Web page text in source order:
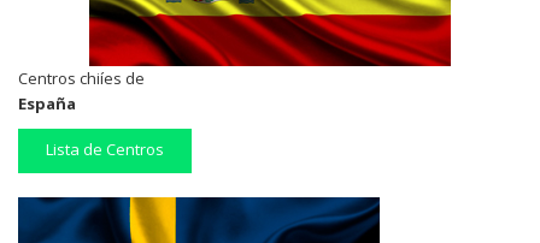
Centros chiíes de
España
Lista de Centros